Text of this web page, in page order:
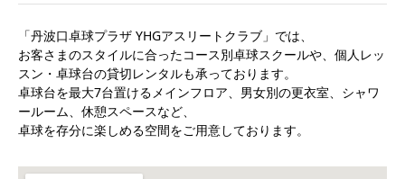
「丹波口卓球プラザ YHGアスリートクラブ」では、
お客さまのスタイルに合ったコース別卓球スクールや、個人レッ
スン・卓球台の貸切レンタルも承っております。
卓球台を最大7台置けるメインフロア、男女別の更衣室、シャワ
ールーム、休憩スペースなど、
卓球を存分に楽しめる空間をご用意しております。